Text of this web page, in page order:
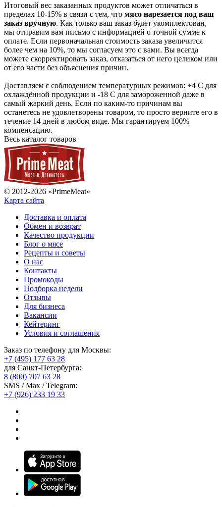
Итоговый вес заказанных продуктов может отличаться в
пределах 10-15% в связи с тем, что мясо нарезается под ваш
заказ вручную. Как только ваш заказ будет укомплектован,
мы отправим вам письмо с информацией о точной сумме к
оплате. Если первоначальная стоимость заказа увеличится
более чем на 10%, то мы согласуем это с вами. Вы всегда
можете скорректировать заказ, отказаться от него целиком или
от его части без объяснения причин.
Доставляем с соблюдением температурных режимов: +4 С для
охлаждённой продукции и -18 С для замороженной даже в
самый жаркий день. Если по каким-то причинам вы
останетесь не удовлетворены товаром, то просто верните его в
течение 14 дней в любом виде. Мы гарантируем 100%
компенсацию.
Весь каталог товаров
© 2012-2026 «PrimeMeat»
Карта сайта
Доставка и оплата
Обмен и возврат
Качество продукции
Блог о мясе
Рецепты и советы
О нас
Контакты
Промокоды
Подборка недели
Отзывы
Для бизнеса
Вакансии
Кейтеринг
Условия и соглашения
Заказ по телефону для Москвы:
+7 (495) 177 63 28
для Санкт-Петербурга:
8 (800) 707 63 28
SMS / Max / Telegram:
+7 (926) 233 19 33